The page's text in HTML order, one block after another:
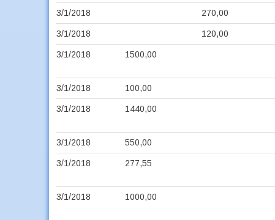
3/1/2018 270,00
3/1/2018 120,00
3/1/2018 1500,00
3/1/2018 100,00
3/1/2018 1440,00
3/1/2018 550,00
3/1/2018 277,55
3/1/2018 1000,00